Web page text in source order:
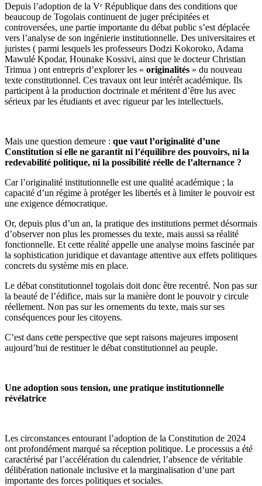
Depuis l’adoption de la Vᵉ République dans des conditions que
beaucoup de Togolais continuent de juger précipitées et
controversées, une partie importante du débat public s’est déplacée
vers l’analyse de son ingénierie institutionnelle. Des universitaires et
juristes ( parmi lesquels les professeurs Dodzi Kokoroko, Adama
Mawulé Kpodar, Hounake Kossivi, ainsi que le docteur Christian
Trimua ) ont entrepris d’explorer les « originalités » du nouveau
texte constitutionnel. Ces travaux ont leur intérêt académique. Ils
participent à la production doctrinale et méritent d’être lus avec
sérieux par les étudiants et avec rigueur par les intellectuels.
Mais une question demeure : que vaut l’originalité d’une
Constitution si elle ne garantit ni l’équilibre des pouvoirs, ni la
redevabilité politique, ni la possibilité réelle de l’alternance ?
Car l’originalité institutionnelle est une qualité académique ; la
capacité d’un régime à protéger les libertés et à limiter le pouvoir est
une exigence démocratique.
Or, depuis plus d’un an, la pratique des institutions permet désormais
d’observer non plus les promesses du texte, mais aussi sa réalité
fonctionnelle. Et cette réalité appelle une analyse moins fascinée par
la sophistication juridique et davantage attentive aux effets politiques
concrets du système mis en place.
Le débat constitutionnel togolais doit donc être recentré. Non pas sur
la beauté de l’édifice, mais sur la manière dont le pouvoir y circule
réellement. Non pas sur les ornements du texte, mais sur ses
conséquences pour les citoyens.
C’est dans cette perspective que sept raisons majeures imposent
aujourd’hui de restituer le débat constitutionnel au peuple.
Une adoption sous tension, une pratique institutionnelle
révélatrice
Les circonstances entourant l’adoption de la Constitution de 2024
ont profondément marqué sa réception politique. Le processus a été
caractérisé par l’accélération du calendrier, l’absence de véritable
délibération nationale inclusive et la marginalisation d’une part
importante des forces politiques et sociales.